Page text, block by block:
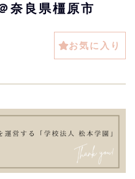
奈良県橿原市
お気に入り